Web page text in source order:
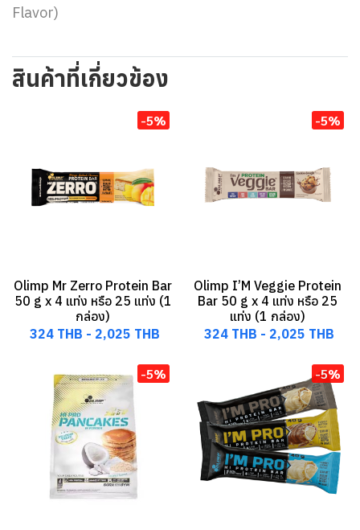
Flavor)
สินค้าที่เกี่ยวข้อง
-5%
Olimp Mr Zerro Protein Bar
50 g x 4 แท่ง หรือ 25 แท่ง (1
กล่อง)
324 THB - 2,025 THB
-5%
Olimp I’M Veggie Protein
Bar 50 g x 4 แท่ง หรือ 25
แท่ง (1 กล่อง)
324 THB - 2,025 THB
-5% -5%